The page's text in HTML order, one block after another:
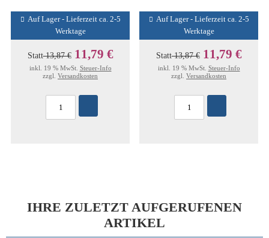
Auf Lager - Lieferzeit ca. 2-5
Werktage
Statt13,87 € 11,79 €
inkl. 19 % MwSt. Steuer-Info
zzgl. Versandkosten
Auf Lager - Lieferzeit ca. 2-5
Werktage
Statt13,87 € 11,79 €
inkl. 19 % MwSt. Steuer-Info
zzgl. Versandkosten
IHRE ZULETZT AUFGERUFENEN
ARTIKEL